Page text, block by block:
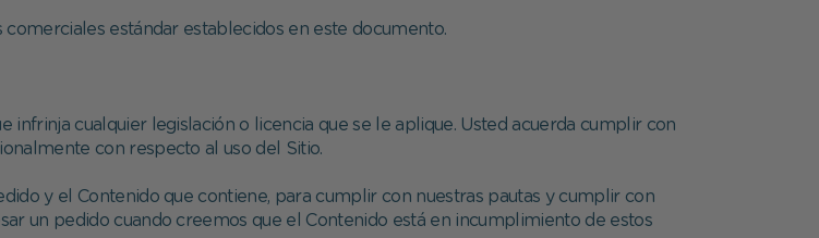
estándar establecidos en este documento.
infrinja cualquier legislación o licencia que se le aplique. Usted acuerda cumplir con
con respecto al uso del Sitio.
y el Contenido que contiene, para cumplir con nuestras pautas y cumplir con
un pedido cuando creemos que el Contenido está en incumplimiento de estos